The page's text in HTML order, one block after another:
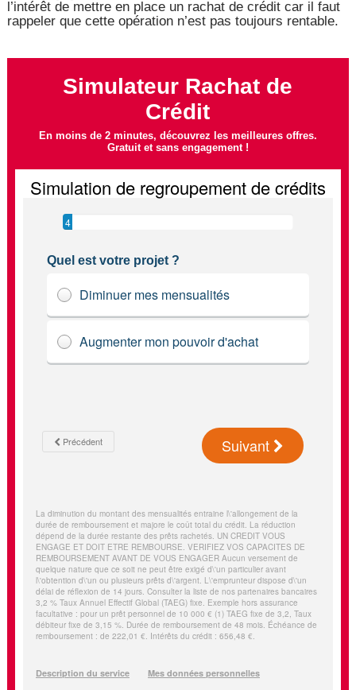
l’intérêt de mettre en place un rachat de crédit car il faut
rappeler que cette opération n’est pas toujours rentable.
Simulateur Rachat de
Crédit
En moins de 2 minutes, découvrez les meilleures offres.
Gratuit et sans engagement !